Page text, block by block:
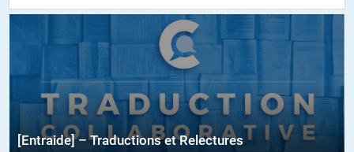
[Entraide] – Traductions et Relectures